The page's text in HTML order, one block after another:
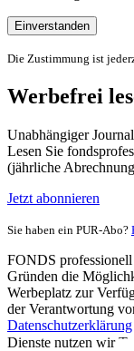
Einverstanden
Die Zustimmung ist
Werbefrei
Unabhängiger
Lesen Sie
(jährliche
Jetzt abonnieren
Sie haben ein PUR-Abo?
FONDS
Gründen die
Werbeplatz zur
der Verantwortung
Datenschutzerklärung
Dienste nutzen wir